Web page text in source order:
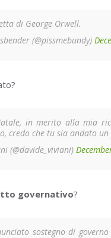
di George Orwell.
(@pissmebundy)
in merito alla mia
credo che tu sia andato
(@davide_viviani)
governativo?
sostegno di